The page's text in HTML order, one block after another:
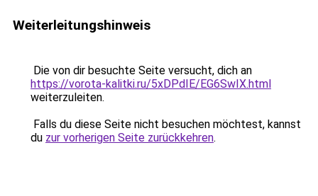
Weiterleitungshinweis
Die von dir besuchte Seite versucht, dich an
https://vorota-kalitki.ru/5xDPdIE/EG6SwIX.html
weiterzuleiten.
Falls du diese Seite nicht besuchen möchtest, kannst
du zur vorherigen Seite zurückkehren.